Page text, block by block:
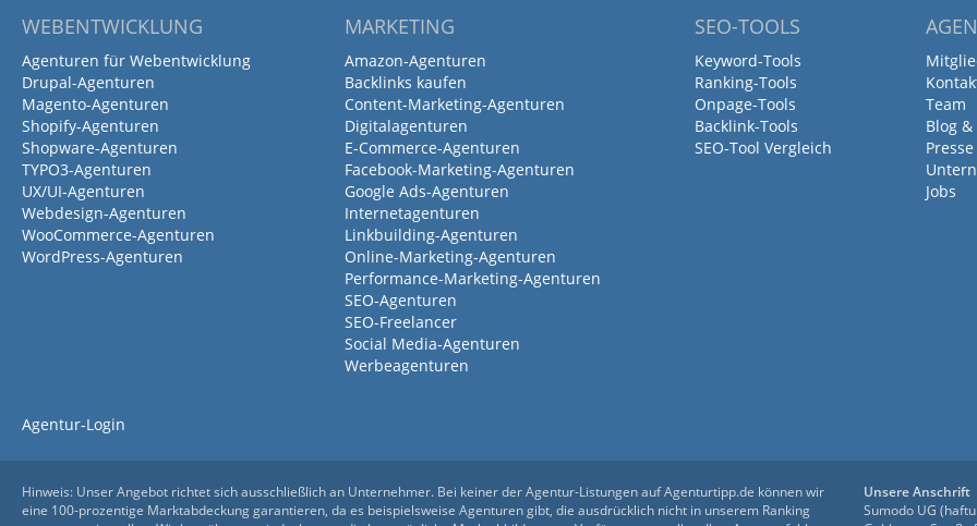
WEBENTWICKLUNG
Agenturen für Webentwicklung
Drupal-Agenturen
Magento-Agenturen
Shopify-Agenturen
Shopware-Agenturen
TYPO3-Agenturen
UX/UI-Agenturen
Webdesign-Agenturen
WooCommerce-Agenturen
WordPress-Agenturen
MARKETING
Amazon-Agenturen
Backlinks kaufen
Content-Marketing-Agenturen
Digitalagenturen
E-Commerce-Agenturen
Facebook-Marketing-Agenturen
Google Ads-Agenturen
Internetagenturen
Linkbuilding-Agenturen
Online-Marketing-Agenturen
Performance-Marketing-Agenturen
SEO-Agenturen
SEO-Freelancer
Social Media-Agenturen
Werbeagenturen
SEO-TOOLS
Keyword-Tools
Ranking-Tools
Onpage-Tools
Backlink-Tools
SEO-Tool Vergleich
Team
Blog
Presse
Jobs
Agentur-Login
Hinweis: Unser Angebot richtet sich ausschließlich an Unternehmer. Bei keiner der Agentur-Listungen auf Agenturtipp.de können wir
eine 100-prozentige Marktabdeckung garantieren, da es beispielsweise Agenturen gibt, die ausdrücklich nicht in unserem Ranking
Unsere Anschrift
Sumodo UG